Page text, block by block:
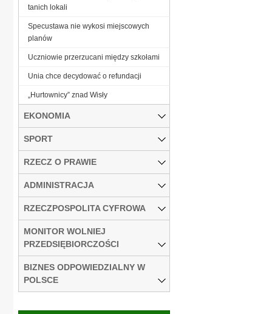
tanich lokali
Specustawa nie wykosi miejscowych
planów
Uczniowie przerzucani między szkołami
Unia chce decydować o refundacji
„Hurtownicy” znad Wisły
EKONOMIA
SPORT
RZECZ O PRAWIE
ADMINISTRACJA
RZECZPOSPOLITA CYFROWA
MONITOR WOLNIEJ
PRZEDSIĘBIORCZOŚCI
BIZNES ODPOWIEDZIALNY W
POLSCE